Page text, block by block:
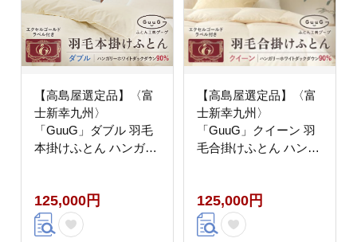
【高島屋選定品】〈富
士新幸九州〉
「GuuG」ダブル 羽毛
本掛けふとん ハンガリ
布団 本掛け [JFJ051]
羽毛布団 100000
100000円 10万円
125,000円
【高島屋選定品】〈富
士新幸九州〉
「GuuG」クイーン 羽
毛合掛けふとん ハンガ
掛け 羽毛 布団[JFJ056]
羽毛布団 100000
100000円 10万円
125,000円